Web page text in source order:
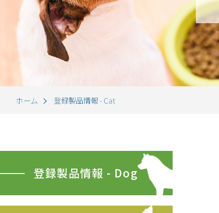
ホーム 登録製品情報 - Cat
登録製品情報 - Dog